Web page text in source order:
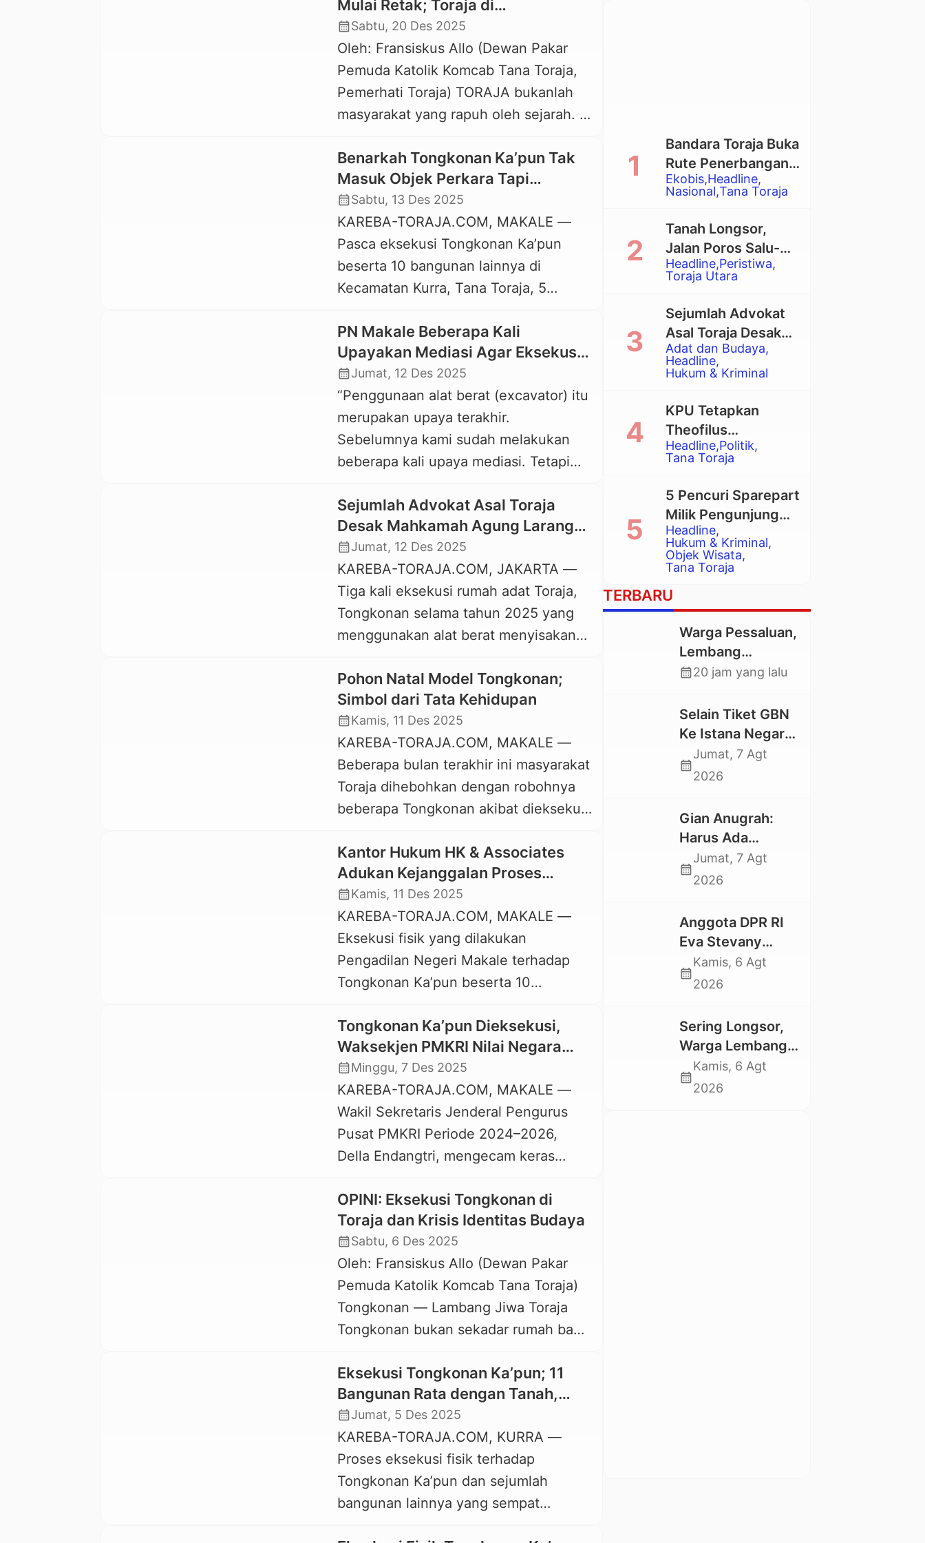
Mulai Retak; Toraja di
Persimpangan Identitas, Iman, dan
Modernitas
calendar_monthSabtu, 20 Des 2025
Oleh: Fransiskus Allo (Dewan Pakar
Pemuda Katolik Komcab Tana Toraja,
Pemerhati Toraja) TORAJA bukanlah
masyarakat yang rapuh oleh sejarah. Ia
besar penaklukan: invasi politik-militer
Kerajaan Bone dan invasi ideologis-
militer pada masa DITII. Keduanya
meninggalkan luka, tetapi tidak
memusnahkan identitas Toraja. Namun
hari ini, Toraja menghadapi ancaman
yang justru lebih berbahaya:
Benarkah Tongkonan Ka’pun Tak
Masuk Objek Perkara Tapi
Dieksekusi? Begini Penjelasan PN
Makale
calendar_monthSabtu, 13 Des 2025
KAREBA-TORAJA.COM, MAKALE —
Pasca eksekusi Tongkonan Ka’pun
beserta 10 bangunan lainnya di
Kecamatan Kurra, Tana Toraja, 5
masyarakat, terutama di media sosial
yang menyebutkan bahwa Tongkona
Ka’pun tak masuk dalam objek perkara.
Lalu, kenapa bisa dieksekusi dengan
cara dirobohkan menggunakan alat
berat? Selain pengguna media sosial,
narasi ini juga dimunculkan […]
PN Makale Beberapa Kali
Upayakan Mediasi Agar Eksekusi
Tongkonan Ka’pun Tidak Gunakan
Alat Berat
calendar_monthJumat, 12 Des 2025
“Penggunaan alat berat (excavator) itu
merupakan upaya terakhir.
Sebelumnya kami sudah melakukan
beberapa kali upaya mediasi. Tetapi
yang berperkara,” — YUDI SATRIA
BOMBING — Juru Bicara PN Makale
KAREBA-TORAJA.COM, MAKALE —
Juru Bicara Pengadilan Negeri Makale,
Yudi Satria Bombing menegaskan
bahwa PN Makale sudah berkali-kali
mengupayakan mediasi kepada para
Sejumlah Advokat Asal Toraja
Desak Mahkamah Agung Larang
Penggunaan Alat Berat pada
Eksekusi Rumah Adat Tongkonan
calendar_monthJumat, 12 Des 2025
KAREBA-TORAJA.COM, JAKARTA —
Tiga kali eksekusi rumah adat Toraja,
Tongkonan selama tahun 2025 yang
menggunakan alat berat menyisakan
Betapa tidak, Tongkonan adalah simbol
peradaban, pusat kehidupan adat, dan
warisan budaya suku Toraja, yang
diakui secara luas oleh dunia.
Tindakan eksekusi yang destruktif
tersebut dinilai merupakan tindakan
yang tidak beradab, dan […]
Pohon Natal Model Tongkonan;
Simbol dari Tata Kehidupan
calendar_monthKamis, 11 Des 2025
KAREBA-TORAJA.COM, MAKALE —
Beberapa bulan terakhir ini masyarakat
Toraja dihebohkan dengan robohnya
beberapa Tongkonan akibat dieksekusi
Sebelumnya, cara seperti ini tidak
pernah ada, bahkan dianggap tabu.
Namun faktanya, beberapa Tongkonan
harus tumbang dengan alat berat
akibat perselisihan para pihak di
pengadilan. Padahal, menurut Ketua
KSP Balo’ta, Dedi Bongga, Tongkonan
Kantor Hukum HK & Associates
Adukan Kejanggalan Proses
Eksekusi Tongkonan Ka’pun ke MA
dan Komnas HAM
calendar_monthKamis, 11 Des 2025
KAREBA-TORAJA.COM, MAKALE —
Eksekusi fisik yang dilakukan
Pengadilan Negeri Makale terhadap
Tongkonan Ka’pun beserta 10
Desember 2025 berbuntut panjang.
Eksekusi yang dinilai mengabaikan
budaya serta menerobos prosedur
hukum itu, kini diadukan ke Badan
Pengawas Mahkamah Agung (Bawas
MA) Republik Indonesia dan Komisi
Nasional Hak Asasi Manusia (Komnas
Tongkonan Ka’pun Dieksekusi,
Waksekjen PMKRI Nilai Negara
Gagal Lindungi Warisan Leluhur
Toraja
calendar_monthMinggu, 7 Des 2025
KAREBA-TORAJA.COM, MAKALE —
Wakil Sekretaris Jenderal Pengurus
Pusat PMKRI Periode 2024–2026,
Della Endangtri, mengecam keras
Kelurahan Ratte Kurra di Kabupaten
Tana Toraja pada Jumat, 5 Desember
2025. Ia menyebut tindakan tersebut
sebagai bentuk kegagalan negara
dalam melindungi warisan budaya dan
identitas masyarakat adat. “Peristiwa
ini bukan sekadar eksekusi lahan. Ini
OPINI: Eksekusi Tongkonan di
Toraja dan Krisis Identitas Budaya
calendar_monthSabtu, 6 Des 2025
Oleh: Fransiskus Allo (Dewan Pakar
Pemuda Katolik Komcab Tana Toraja)
Tongkonan — Lambang Jiwa Toraja
Tongkonan bukan sekadar rumah bagi
kehidupan sosial, simbol leluhur, dan
penanda identitas komunitas. Atap
melengkung dan pahatan kayu pada
dindingnya bukan dekorasi , melainkan
cerita, garis keturunan, adat, dan
kenangan bersama. Tongkonan
memuat sejarah keluarga, […]
Eksekusi Tongkonan Ka’pun; 11
Bangunan Rata dengan Tanah,
Sejumlah Warga Terluka
calendar_monthJumat, 5 Des 2025
KAREBA-TORAJA.COM, KURRA —
Proses eksekusi fisik terhadap
Tongkonan Ka’pun dan sejumlah
bangunan lainnya yang sempat
Ekobis Headline
Nasional Tana Toraja
Bandara Toraja Buka
Rute Penerbangan
Langsung Toraja-
Balikpapan
Headline Peristiwa
Toraja Utara
Tanah Longsor,
Jalan Poros Salu-
Dende’ Tertutup
Total
Adat dan Budaya
Headline
Hukum & Kriminal
Sejumlah Advokat
Asal Toraja Desak
Mahkamah Agung
Larang Penggunaan
Eksekusi Rumah
Adat Tongkonan
Headline Politik
Tana Toraja
KPU Tetapkan
Theofilus
Allorerung dan
Zadrak Tombe
sebagai Bupati dan
Wakil Bupati Tana
Toraja Terpilih
Headline
Hukum & Kriminal
Objek Wisata
Tana Toraja
5 Pencuri Sparepart
Milik Pengunjung
Objek Wisata
Pango-Pango
Ditangkap Polisi
TERBARU
Warga Pessaluan,
Lembang
Gandangbatu
Jalan Kabupaten
calendar_month20 jam yang lalu
Selain Tiket GBN
Ke Istana Negara,
Mahasiswa UKI
Toraja Oktavia
Pekan Seni
Mahasiswa
calendar_month
Jumat, 7 Agt
2026
Gian Anugrah:
Harus Ada
Kepastian Hukum
Hilangnya Stoner,
tidak Larut dalam
Trauma dan
Kesedihan
Berkepanjangan
calendar_month
Jumat, 7 Agt
2026
Anggota DPR RI
Eva Stevany
Rataba Salurkan
Bantuan Bagi
Longsor di Buntu
Pepasan
calendar_month
Kamis, 6 Agt
2026
Sering Longsor,
Warga Lembang
Gasing Swadaya
Bangun Plat
calendar_month
Kamis, 6 Agt
2026